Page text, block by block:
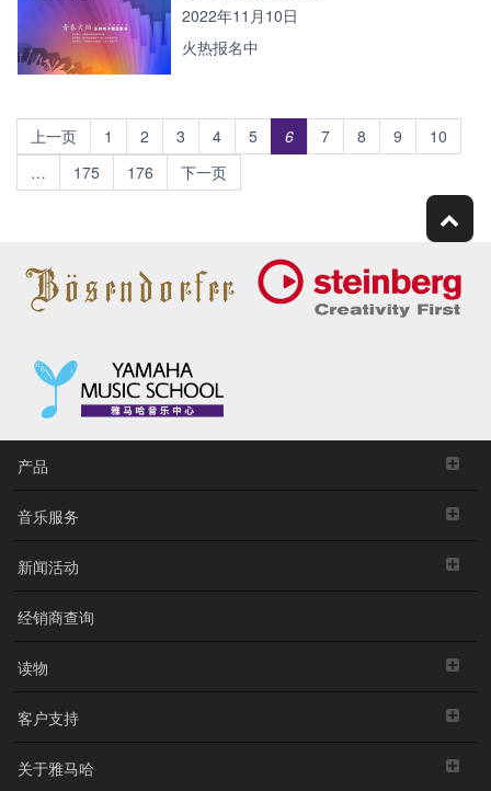
2022年11月10日
火热报名中
上一页 1 2 3 4 5 6 7 8 9
10
…
175 176 下一页
产品
音乐服务
新闻活动
经销商查询
读物
客户支持
关于雅马哈